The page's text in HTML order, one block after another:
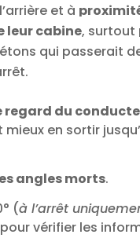
et à
leur cabine, surtout
qui passerait
regard du
en sortir
angles morts.
(à l’arrêt
vérifier les